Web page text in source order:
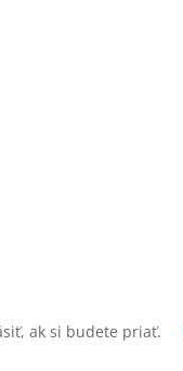
ak si budete priať.